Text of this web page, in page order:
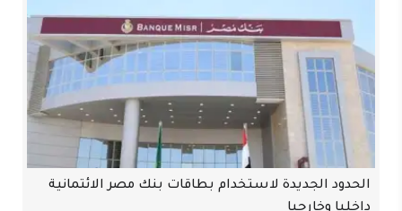
الحدود الجديدة لاستخدام بطاقات بنك مصر الائتمانية